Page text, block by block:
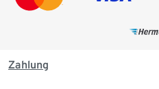
Zahlung